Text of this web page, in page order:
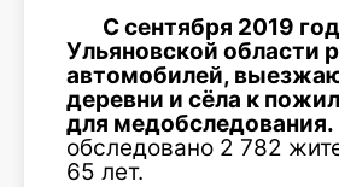
С сентября 2019
Ульяновской области
автомобилей,
деревни и сёла к
для медобследования.
обследовано 2 782
65 лет.